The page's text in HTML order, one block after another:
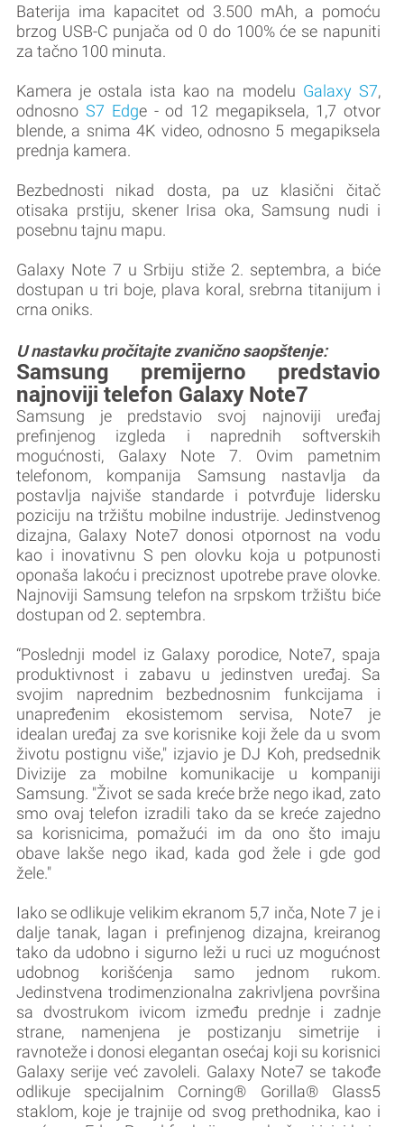
Baterija ima kapacitet od 3.500 mAh, a pomoću
brzog USB-C punjača od 0 do 100% će se napuniti
za tačno 100 minuta.
Kamera je ostala ista kao na modelu Galaxy S7,
odnosno S7 Edge - od 12 megapiksela, 1,7 otvor
blende, a snima 4K video, odnosno 5 megapiksela
prednja kamera.
Bezbednosti nikad dosta, pa uz klasični čitač
otisaka prstiju, skener Irisa oka, Samsung nudi i
posebnu tajnu mapu.
Galaxy Note 7 u Srbiju stiže 2. septembra, a biće
dostupan u tri boje, plava koral, srebrna titanijum i
crna oniks.
U nastavku pročitajte zvanično saopštenje:
Samsung premijerno predstavio
najnoviji telefon Galaxy Note7
Samsung je predstavio svoj najnoviji uređaj
prefinjenog izgleda i naprednih softverskih
mogućnosti, Galaxy Note 7. Ovim pametnim
telefonom, kompanija Samsung nastavlja da
postavlja najviše standarde i potvrđuje lidersku
poziciju na tržištu mobilne industrije. Jedinstvenog
dizajna, Galaxy Note7 donosi otpornost na vodu
kao i inovativnu S pen olovku koja u potpunosti
oponaša lakoću i preciznost upotrebe prave olovke.
Najnoviji Samsung telefon na srpskom tržištu biće
dostupan od 2. septembra.
“Poslednji model iz Galaxy porodice, Note7, spaja
produktivnost i zabavu u jedinstven uređaj. Sa
svojim naprednim bezbednosnim funkcijama i
unapređenim ekosistemom servisa, Note7 je
idealan uređaj za sve korisnike koji žele da u svom
životu postignu više," izjavio je DJ Koh, predsednik
Divizije za mobilne komunikacije u kompaniji
Samsung. "Život se sada kreće brže nego ikad, zato
smo ovaj telefon izradili tako da se kreće zajedno
sa korisnicima, pomažući im da ono što imaju
obave lakše nego ikad, kada god žele i gde god
žele."
Iako se odlikuje velikim ekranom 5,7 inča, Note 7 je i
dalje tanak, lagan i prefinjenog dizajna, kreiranog
tako da udobno i sigurno leži u ruci uz mogućnost
udobnog korišćenja samo jednom rukom.
Jedinstvena trodimenzionalna zakrivljena površina
sa dvostrukom ivicom između prednje i zadnje
strane, namenjena je postizanju simetrije i
ravnoteže i donosi elegantan osećaj koji su korisnici
Galaxy serije već zavoleli. Galaxy Note7 se takođe
odlikuje specijalnim Corning® Gorilla® Glass5
staklom, koje je trajnije od svog prethodnika, kao i